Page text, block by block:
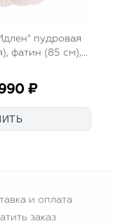
пудровая
фатин (85 см),
₽
и оплата
заказ